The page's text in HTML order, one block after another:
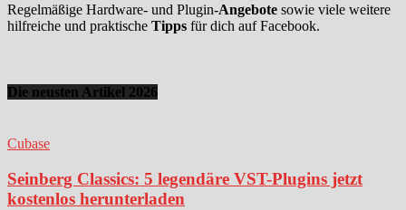
Regelmäßige Hardware- und Plugin-Angebote sowie viele weitere
hilfreiche und praktische Tipps für dich auf Facebook.
Die neusten Artikel 2026
Cubase
Seinberg Classics: 5 legendäre VST-Plugins jetzt
kostenlos herunterladen